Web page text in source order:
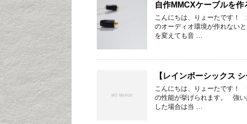
自作MMCXケーブルを
こんにちは、りょーたです！
のオーディオ環境が作れない
を変えても音 …
【レインボーシックス
こんにちは、りょーたです！
の性能が挙げられます。 強い
した場合は当 …